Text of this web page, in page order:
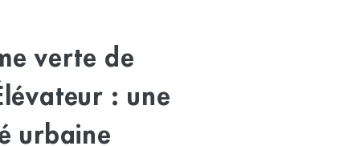
verte de
: une
urbaine